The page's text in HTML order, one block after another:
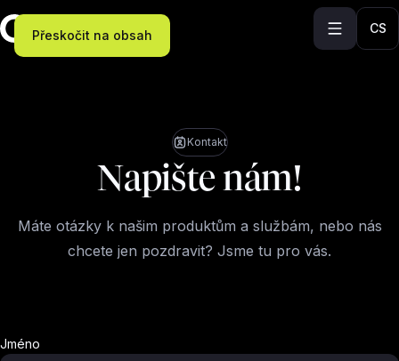
Přeskočit na obsah CS
Kontakt
Napište nám!
Máte otázky k našim produktům a službám, nebo nás
chcete jen pozdravit? Jsme tu pro vás.
Jméno